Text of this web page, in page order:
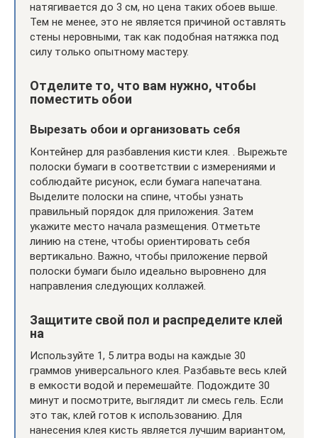
натягивается до 3 см, но цена таких обоев выше.
Тем не менее, это не является причиной оставлять
стены неровными, так как подобная натяжка под
силу только опытному мастеру.
Отделите то, что вам нужно, чтобы
поместить обои
Вырезать обои и организовать себя
Контейнер для разбавления кисти клея. . Вырежьте
полоски бумаги в соответствии с измерениями и
соблюдайте рисунок, если бумага напечатана.
Выделите полоски на спине, чтобы узнать
правильный порядок для приложения. Затем
укажите место начала размещения. Отметьте
линию на стене, чтобы ориентировать себя
вертикально. Важно, чтобы приложение первой
полоски бумаги было идеально выровнено для
направления следующих коллажей.
Защитите свой пол и распределите клей
на
Используйте 1, 5 литра воды на каждые 30
граммов универсального клея. Разбавьте весь клей
в емкости водой и перемешайте. Подождите 30
минут и посмотрите, выглядит ли смесь гель. Если
это так, клей готов к использованию. Для
нанесения клея кисть является лучшим вариантом,